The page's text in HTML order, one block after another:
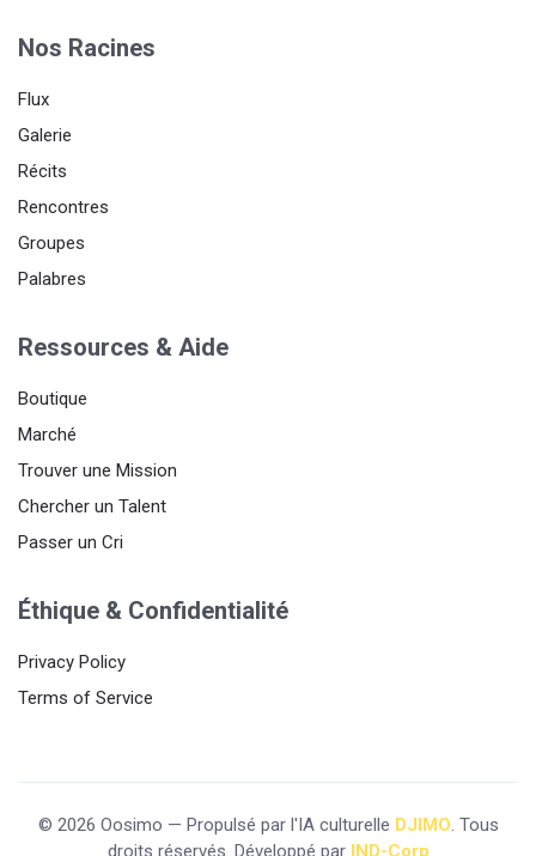
Nos Racines
Flux
Galerie
Récits
Rencontres
Groupes
Palabres
Ressources & Aide
Boutique
Marché
Trouver une Mission
Chercher un Talent
Passer un Cri
Éthique & Confidentialité
Privacy Policy
Terms of Service
© 2026 Oosimo — Propulsé par l'IA culturelle DJIMO . Tous
droits réservés. Développé par IND-Corp